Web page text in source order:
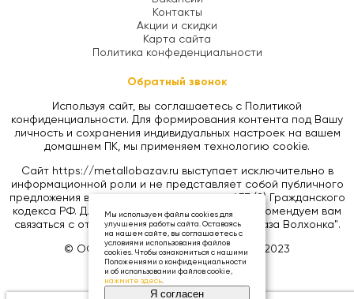
Контакты
Акции и скидки
Карта сайта
Политика конфеденциальности
Обратный звонок
Используя сайт, вы соглашаетесь с Политикой
конфиденциальности. Для формирования контента под Вашу
личность и сохранения индивидуальных настроек на вашем
домашнем ПК, мы применяем технологию cookie.
Сайт https://metallobazav.ru выступает исключительно в
информационной роли и не представляет собой публичного
предложения в соответствии со статьей 437 (2) Гражданского
кодекса РФ. Для уточнения цен на товары, рекомендуем вам
связаться с отделом продаж ООО "Металлобаза Волхонка".
© ООО «МЕТАЛЛОБАЗА ВОЛХОНКА», 2023
Мы используем файлы cookies для
улучшения работы сайта. Оставаясь
на нашем сайте, вы соглашаетесь с
условиями использования файлов
cookies. Чтобы ознакомиться с нашими
Положениями о конфиденциальности
и об использовании файлов cookie,
нажмите здесь.
Я согласен